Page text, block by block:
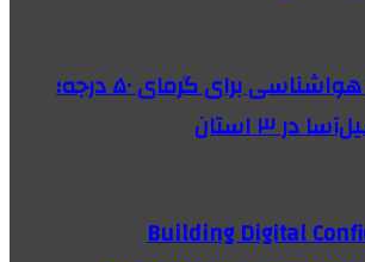
هشدار قرمز هواشناسی برای گرمای ۵۰ درجه؛
در ۳ استان
Building Digital